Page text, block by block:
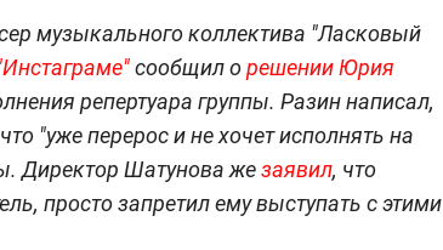
музыкального коллектива "Ласковый
сообщил орешении Юрия
репертуара группы. Разин написал,
"уже перерос и не хочет исполнять на
Директор Шатунова жезаявил, что
просто запретил ему выступать с этими